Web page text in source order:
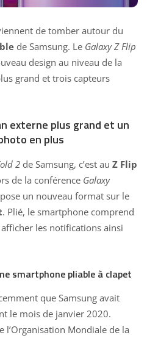
de tomber autour du
de Samsung. Le Galaxy Z Flip
design au niveau de la
grand et trois capteurs
externe plus grand et un
en plus
2 de Samsung, c’est au Z Flip
de la conférence Galaxy
un nouveau format sur le
. Plié, le smartphone comprend
les notifications ainsi
smartphone pliable à clapet
que Samsung avait
le mois de janvier 2020.
l’Organisation Mondiale de la